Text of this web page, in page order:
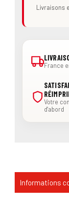
Livraisons
France
Votre
d'abord
Informations